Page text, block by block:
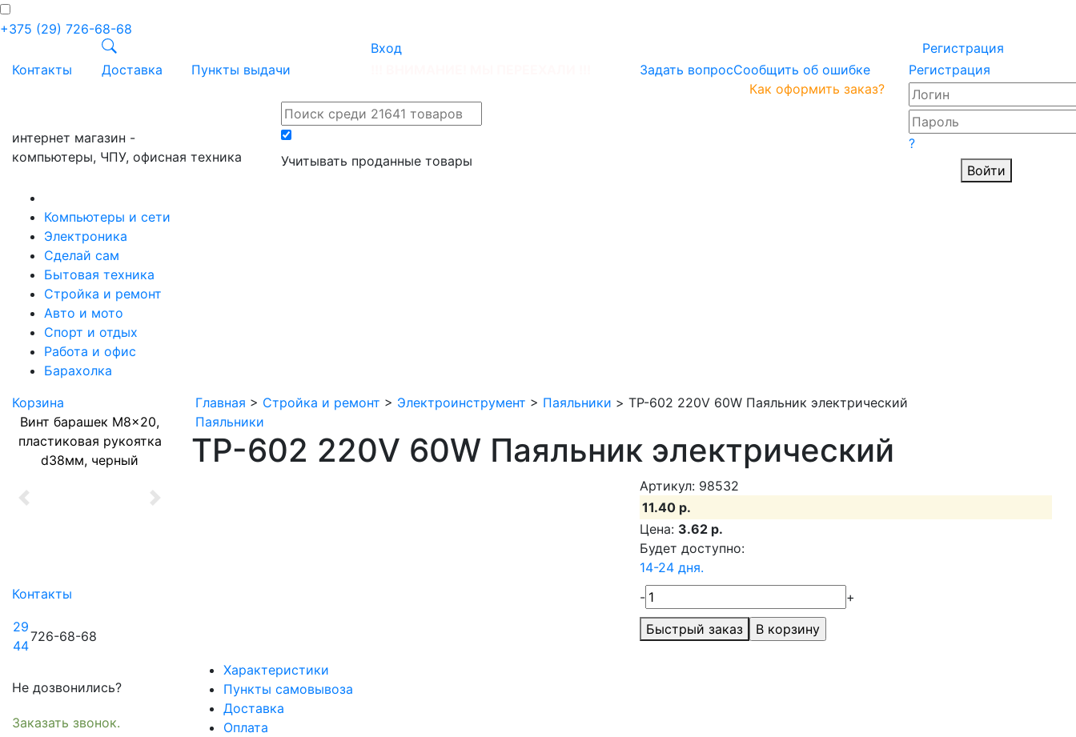
+375 (29) 726-68-68
Вход
Регистрация
Контакты
Доставка Пункты выдачи Задать вопросСообщить об ошибке Регистрация
интернет магазин -
компьютеры, ЧПУ, офисная техника
Как оформить заказ?
Учитывать проданные товары
?
Войти
Компьютеры и сети
Электроника
Сделай сам
Бытовая техника
Стройка и ремонт
Авто и мото
Спорт и отдых
Работа и офис
Барахолка
Корзина
Винт барашек M8x20,
пластиковая рукоятка
d38мм, черный
Previous Next
Контакты
29
44
726-68-68
Не дозвонились?
Заказать звонок.
Главная > Стройка и ремонт > Электроинструмент > Паяльники > TP-602 220V 60W Паяльник электрический
Паяльники
TP-602 220V 60W Паяльник электрический
Артикул: 98532
11.40 р.
Цена: 3.62 р.
Будет доступно:
14-24 дня.
-
+
Быстрый заказ
Характеристики
Пункты самовывоза
Доставка
Оплата